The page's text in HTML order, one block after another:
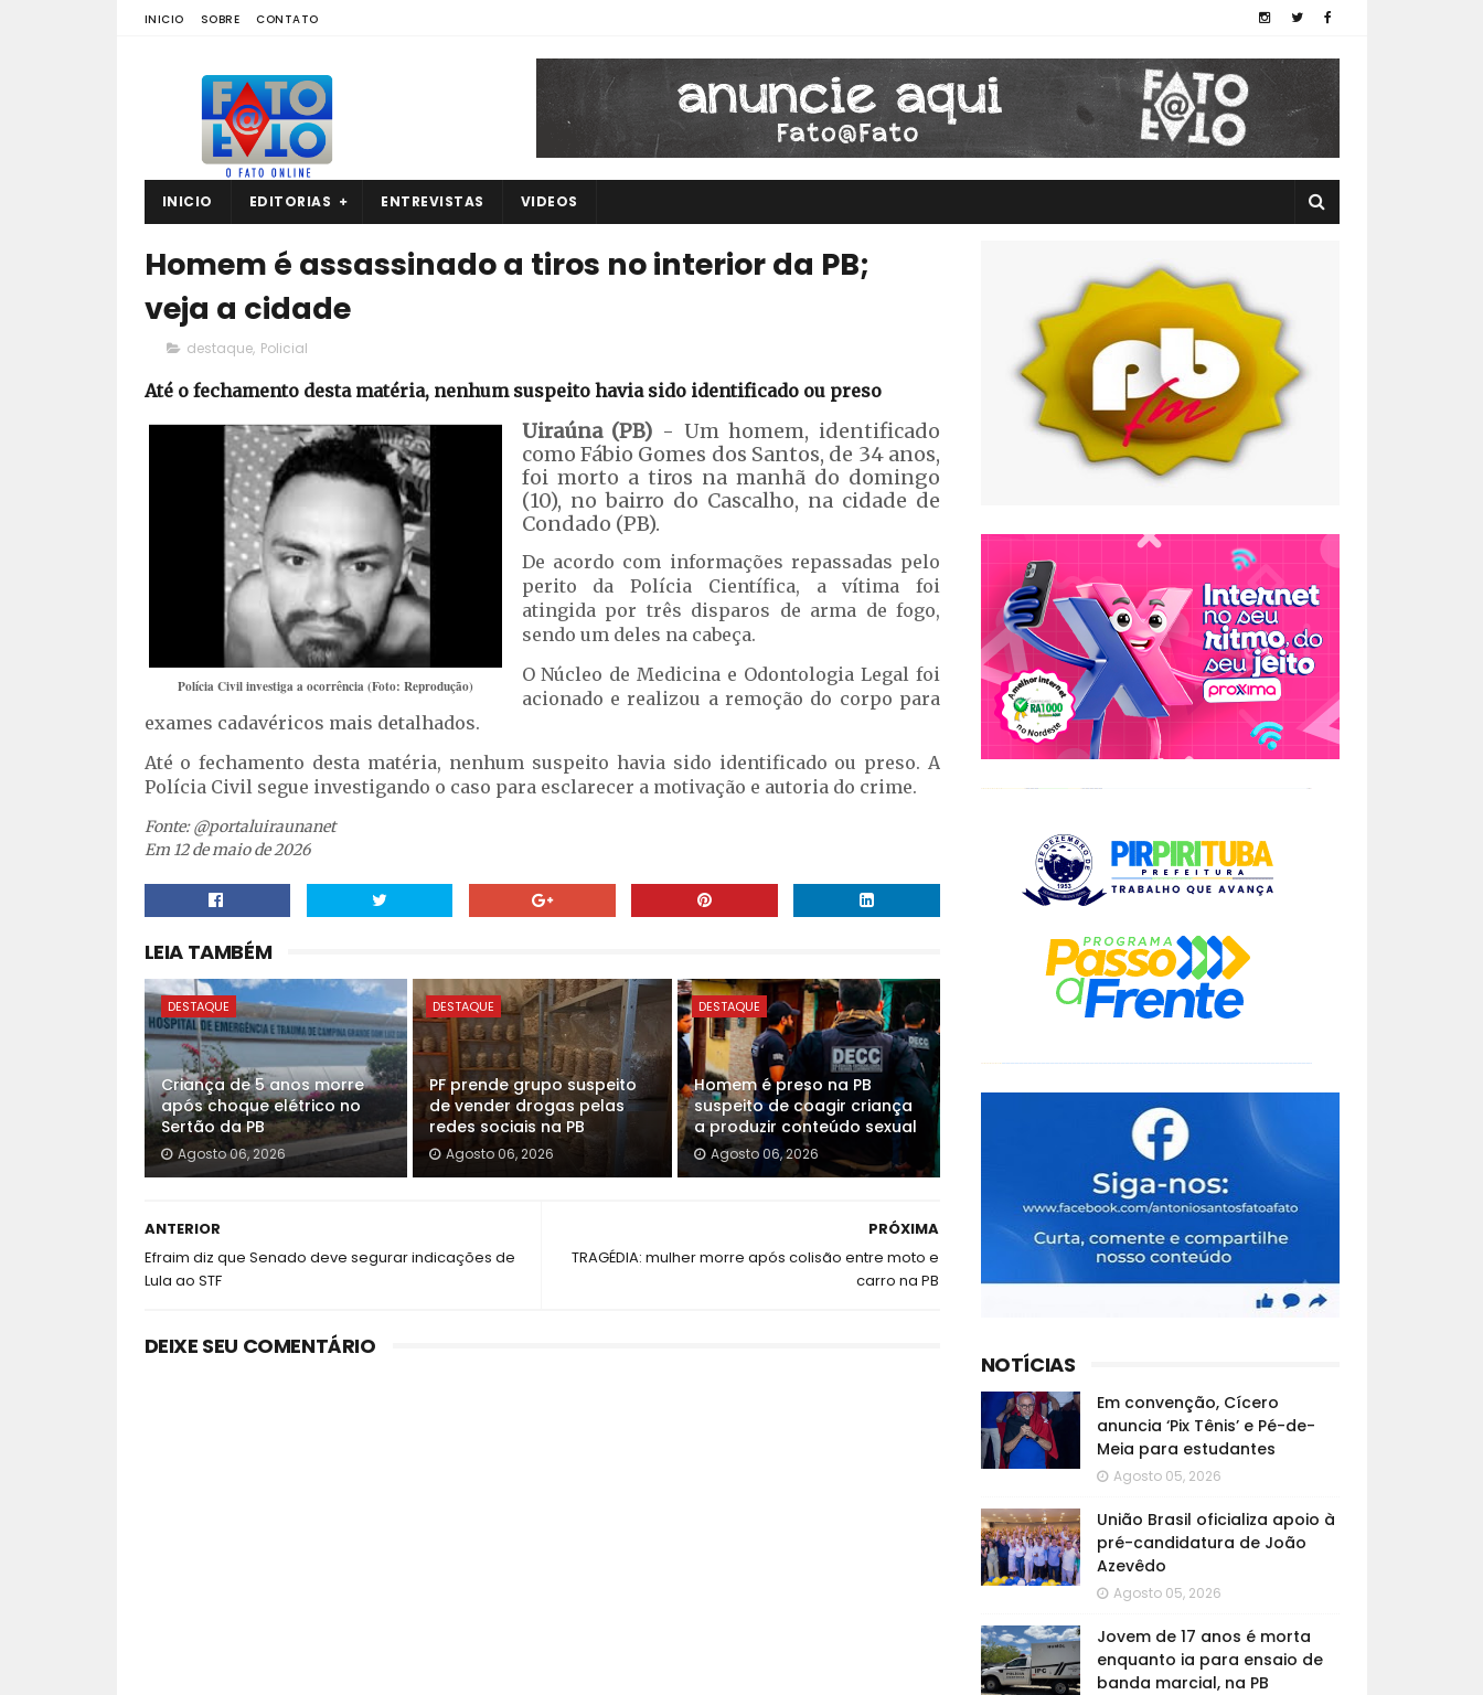
INICIO SOBRE CONTATO
INICIO EDITORIAS ENTREVISTAS VIDEOS
Homem é assassinado a tiros no interior da PB;
veja a cidade
destaque, Policial
Até o fechamento desta matéria, nenhum suspeito havia sido identificado ou preso
Polícia Civil investiga a ocorrência (Foto: Reprodução)
Uiraúna (PB) - Um homem, identificado
como Fábio Gomes dos Santos, de 34 anos,
foi morto a tiros na manhã do domingo
(10), no bairro do Cascalho, na cidade de
Condado (PB).
De acordo com informações repassadas pelo
perito da Polícia Científica, a vítima foi
atingida por três disparos de arma de fogo,
sendo um deles na cabeça.
O Núcleo de Medicina e Odontologia Legal foi
acionado e realizou a remoção do corpo para
exames cadavéricos mais detalhados.
Até o fechamento desta matéria, nenhum suspeito havia sido identificado ou preso. A
Polícia Civil segue investigando o caso para esclarecer a motivação e autoria do crime.
Fonte: @portaluiraunanet
Em 12 de maio de 2026
LEIA TAMBÉM
DESTAQUE
Criança de 5 anos morre
após choque elétrico no
Sertão da PB
Agosto 06, 2026
DESTAQUE
PF prende grupo suspeito
de vender drogas pelas
redes sociais na PB
Agosto 06, 2026
DESTAQUE
Homem é preso na PB
suspeito de coagir criança
a produzir conteúdo sexual
Agosto 06, 2026
PRÓXIMA
TRAGÉDIA: mulher morre após colisão entre moto e
carro na PB
ANTERIOR
Efraim diz que Senado deve segurar indicações de
Lula ao STF
DEIXE SEU COMENTÁRIO
NOTÍCIAS
Em convenção, Cícero
anuncia ‘Pix Tênis’ e Pé-de-
Meia para estudantes
Agosto 05, 2026
União Brasil oficializa apoio à
pré-candidatura de João
Azevêdo
Agosto 05, 2026
Jovem de 17 anos é morta
enquanto ia para ensaio de
banda marcial, na PB